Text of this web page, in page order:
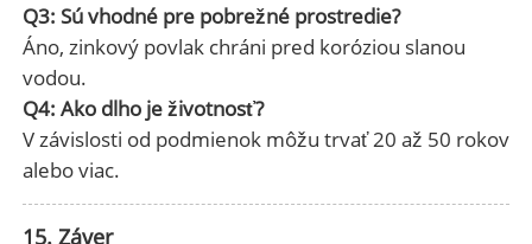
Q3: Sú vhodné pre pobrežné prostredie?
Áno, zinkový povlak chráni pred koróziou slanou
vodou.
Q4: Ako dlho je životnosť?
V závislosti od podmienok môžu trvať 20 až 50 rokov
alebo viac.
15. Záver